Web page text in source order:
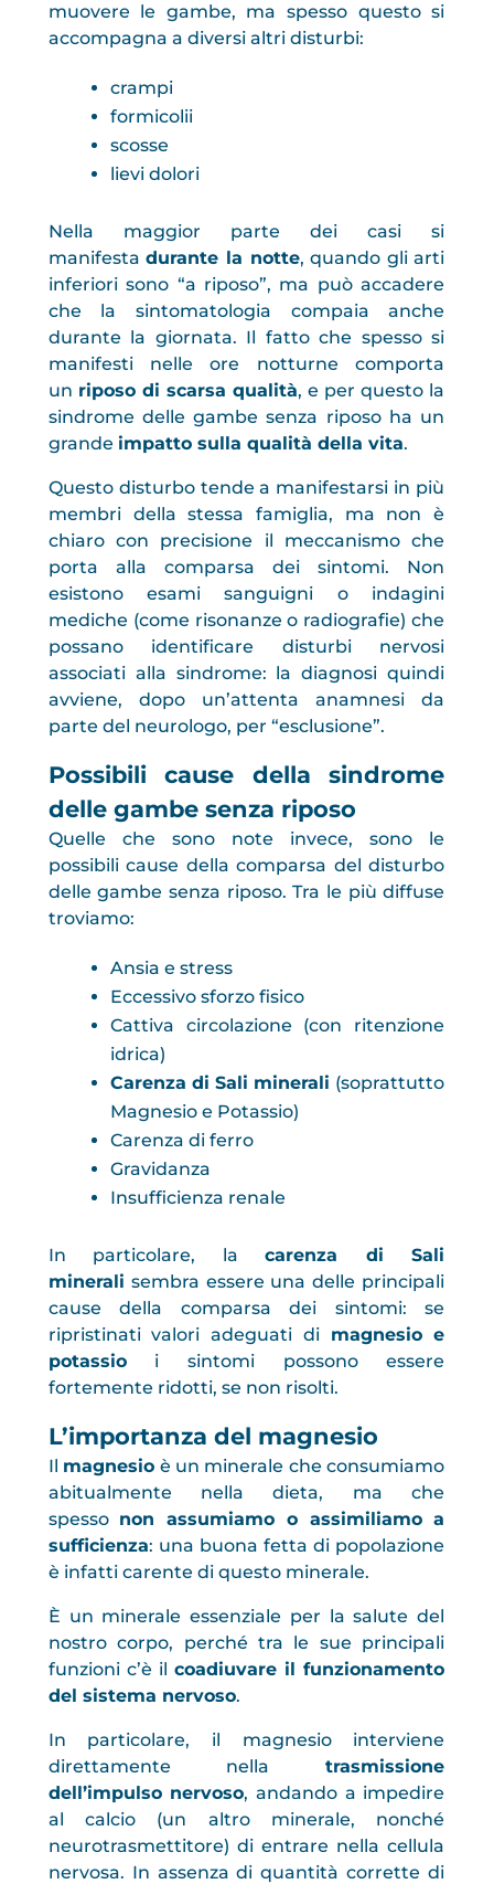
muovere le gambe, ma spesso questo si
accompagna a diversi altri disturbi:
crampi
formicolii
scosse
lievi dolori
Nella maggior parte dei casi si
manifestadurante la notte, quando gli arti
inferiori sono “a riposo”, ma può accadere
che la sintomatologia compaia anche
durante la giornata. Il fatto che spesso si
manifesti nelle ore notturne comporta
un riposo di scarsa qualità, e per questo la
sindrome delle gambe senza riposo ha un
grande impatto sulla qualità della vita.
Questo disturbo tende a manifestarsi in più
membri della stessa famiglia, ma non è
chiaro con precisione il meccanismo che
porta alla comparsa dei sintomi. Non
esistono esami sanguigni o indagini
mediche (come risonanze o radiografie) che
possano identificare disturbi nervosi
associati alla sindrome: la diagnosi quindi
avviene, dopo un’attenta anamnesi da
parte del neurologo, per “esclusione”.
Possibili cause della sindrome
delle gambe senza riposo
Quelle che sono note invece, sono le
possibili cause della comparsa del disturbo
delle gambe senza riposo. Tra le più diffuse
troviamo:
Ansia e stress
Eccessivo sforzo fisico
Cattiva circolazione (con ritenzione
idrica)
Carenza di Sali minerali (soprattutto
Magnesio e Potassio)
Carenza di ferro
Gravidanza
Insufficienza renale
In particolare, lacarenza di Sali
minerali sembra essere una delle principali
cause della comparsa dei sintomi: se
ripristinati valori adeguati di magnesio e
potassioi sintomi possono essere
fortemente ridotti, se non risolti.
L’importanza del magnesio
Il magnesio è un minerale che consumiamo
abitualmente nella dieta, ma che
spesso non assumiamo o assimiliamo a
sufficienza: una buona fetta di popolazione
è infatti carente di questo minerale.
È un minerale essenziale per la salute del
nostro corpo, perché tra le sue principali
funzioni c’è ilcoadiuvare il funzionamento
del sistema nervoso.
In particolare, il magnesio interviene
direttamente nellatrasmissione
dell’impulso nervoso, andando a impedire
al calcio (un altro minerale, nonché
neurotrasmettitore) di entrare nella cellula
nervosa. In assenza di quantità corrette di